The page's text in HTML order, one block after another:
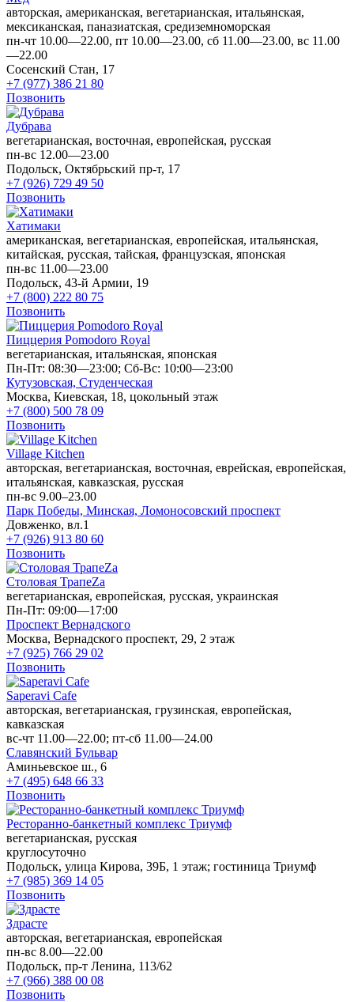
авторская, американская, вегетарианская, итальянская,
мексиканская, паназиатская, средиземноморская
пн-чт 10.00—22.00, пт 10.00—23.00, сб 11.00—23.00, вс 11.00
—22.00
Сосенский Стан, 17
+7 (977) 386 21 80
Позвонить
Дубрава
вегетарианская, восточная, европейская, русская
пн-вс 12.00—23.00
Подольск, Октябрьский пр-т, 17
+7 (926) 729 49 50
Позвонить
Хатимаки
американская, вегетарианская, европейская, итальянская,
китайская, русская, тайская, французская, японская
пн-вс 11.00—23.00
Подольск, 43-й Армии, 19
+7 (800) 222 80 75
Позвонить
Пиццерия Pomodoro Royal
вегетарианская, итальянская, японская
Пн-Пт: 08:30—23:00; Сб-Вс: 10:00—23:00
Кутузовская, Студенческая
Москва, Киевская, 18, цокольный этаж
+7 (800) 500 78 09
Позвонить
Village Kitchen
авторская, вегетарианская, восточная, еврейская, европейская,
итальянская, кавказская, русская
пн-вс 9.00–23.00
Парк Победы, Минская, Ломоносовский проспект
Довженко, вл.1
+7 (926) 913 80 60
Позвонить
Столовая ТрапеZа
вегетарианская, европейская, русская, украинская
Пн-Пт: 09:00—17:00
Проспект Вернадского
Москва, Вернадского проспект, 29, 2 этаж
+7 (925) 766 29 02
Позвонить
Saperavi Cafe
авторская, вегетарианская, грузинская, европейская,
кавказская
вс-чт 11.00—22.00; пт-сб 11.00—24.00
Славянский Бульвар
Аминьевское ш., 6
+7 (495) 648 66 33
Позвонить
Ресторанно-банкетный комплекс Триумф
вегетарианская, русская
круглосуточно
Подольск, улица Кирова, 39Б, 1 этаж; гостиница Триумф
+7 (985) 369 14 05
Позвонить
Здрасте
авторская, вегетарианская, европейская
пн-вс 8.00—22.00
Подольск, пр-т Ленина, 113/62
+7 (966) 388 00 08
Позвонить